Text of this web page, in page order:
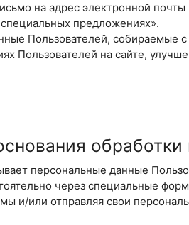
на адрес электронной почты
специальных предложениях».
Пользователей, собираемые
Пользователей на сайте,
персональные данные
через специальные
и/или отправляя свои